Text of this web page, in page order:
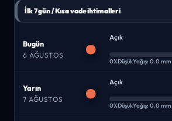
İlk 7 gün / Kısa vade ihtimalleri
Bugün
6 AĞUSTOS
Açık
0%DüşükYağış: 0.0 mm
Yarın
7 AĞUSTOS
Açık
0%DüşükYağış: 0.0 mm